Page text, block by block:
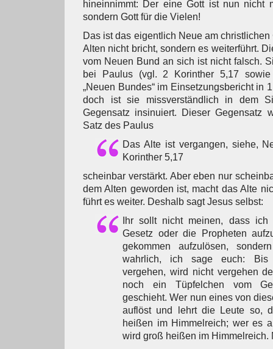
hineinnimmt: Der eine Gott ist nun nicht
sondern Gott für die Vielen!
Das ist das eigentlich Neue am
Alten nicht bricht, sondern es weiterführt.
vom Neuen Bund an sich ist nicht falsch.
bei Paulus (vgl. 2 Korinther 5,17
„Neuen Bundes“ im Einsetzungsbericht in
doch ist sie missverständlich in dem
Gegensatz insinuiert. Dieser Gegensatz
Satz des Paulus
Das Alte ist vergangen, siehe,
Korinther 5,17
scheinbar verstärkt. Aber eben nur
dem Alten geworden ist, macht das Alte
führt es weiter. Deshalb sagt Jesus selbst:
Ihr sollt nicht meinen, dass ich
Gesetz oder die Propheten
gekommen aufzulösen,
wahrlich, ich sage euch:
vergehen, wird nicht vergehen
noch ein Tüpfelchen vom
geschieht. Wer nun eines von
auflöst und lehrt die Leute so,
heißen im Himmelreich; wer es
wird groß heißen im Himmelreich.